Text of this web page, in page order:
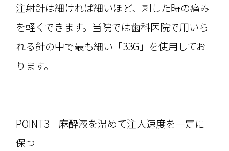
注射針は細ければ細いほど、刺した時の痛み
を軽くできます。当院では歯科医院で用いら
れる針の中で最も細い「33G」を使用してお
ります。
POINT3 麻酔液を温めて注入速度を一定に
保つ